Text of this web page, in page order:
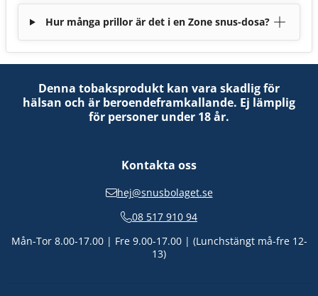
Hur många prillor är det i en Zone snus-dosa?
Denna tobaksprodukt kan vara skadlig för
hälsan och är beroendeframkallande. Ej lämplig
för personer under 18 år.
Kontakta oss
hej@snusbolaget.se
08 517 910 94
Mån-Tor 8.00-17.00 | Fre 9.00-17.00 | (Lunchstängt må-fre 12-
13)